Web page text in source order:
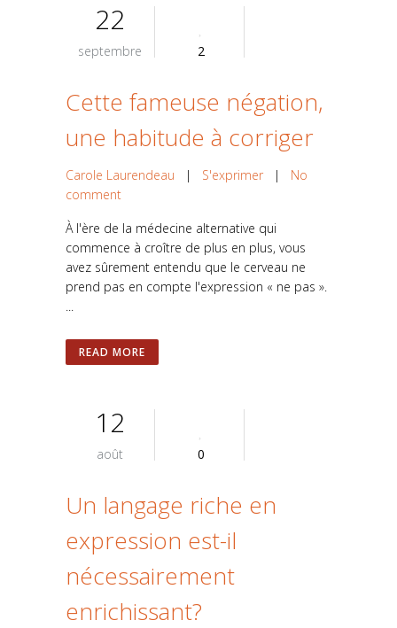
22
septembre 2
Cette fameuse négation,
une habitude à corriger
Carole Laurendeau | S'exprimer | No
comment
À l'ère de la médecine alternative qui
commence à croître de plus en plus, vous
avez sûrement entendu que le cerveau ne
prend pas en compte l'expression « ne pas ».
...
READ MORE
12
août 0
Un langage riche en
expression est-il
nécessairement
enrichissant?